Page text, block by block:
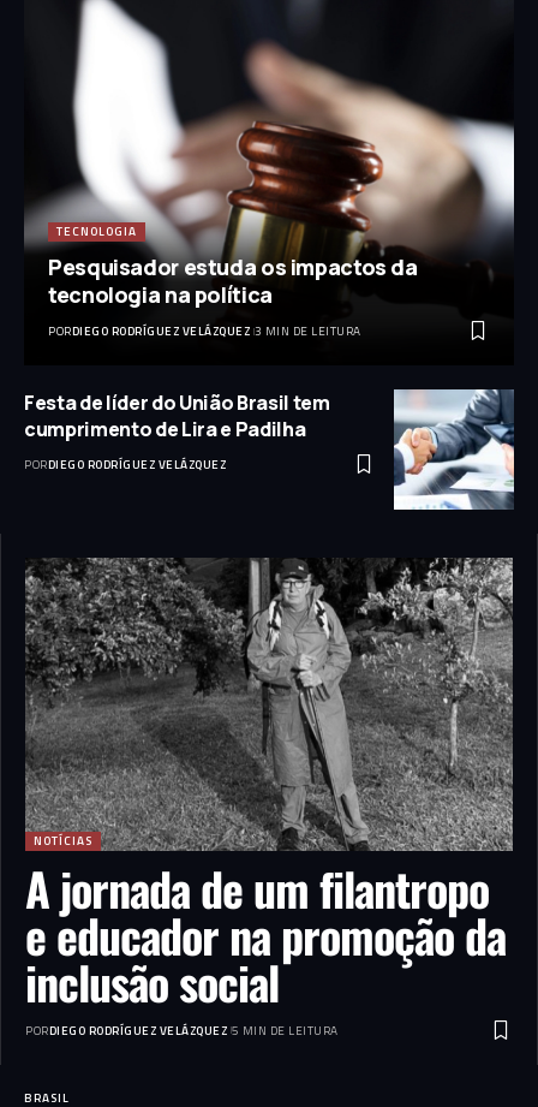
TECNOLOGIA
Pesquisador estuda os impactos da
tecnologia na política
PORDIEGO RODRÍGUEZ VELÁZQUEZ 3 MIN DE LEITURA
Festa de líder do União Brasil tem
cumprimento de Lira e Padilha
PORDIEGO RODRÍGUEZ VELÁZQUEZ
NOTÍCIAS
A jornada de um filantropo
e educador na promoção da
inclusão social
PORDIEGO RODRÍGUEZ VELÁZQUEZ 5 MIN DE LEITURA
BRASIL